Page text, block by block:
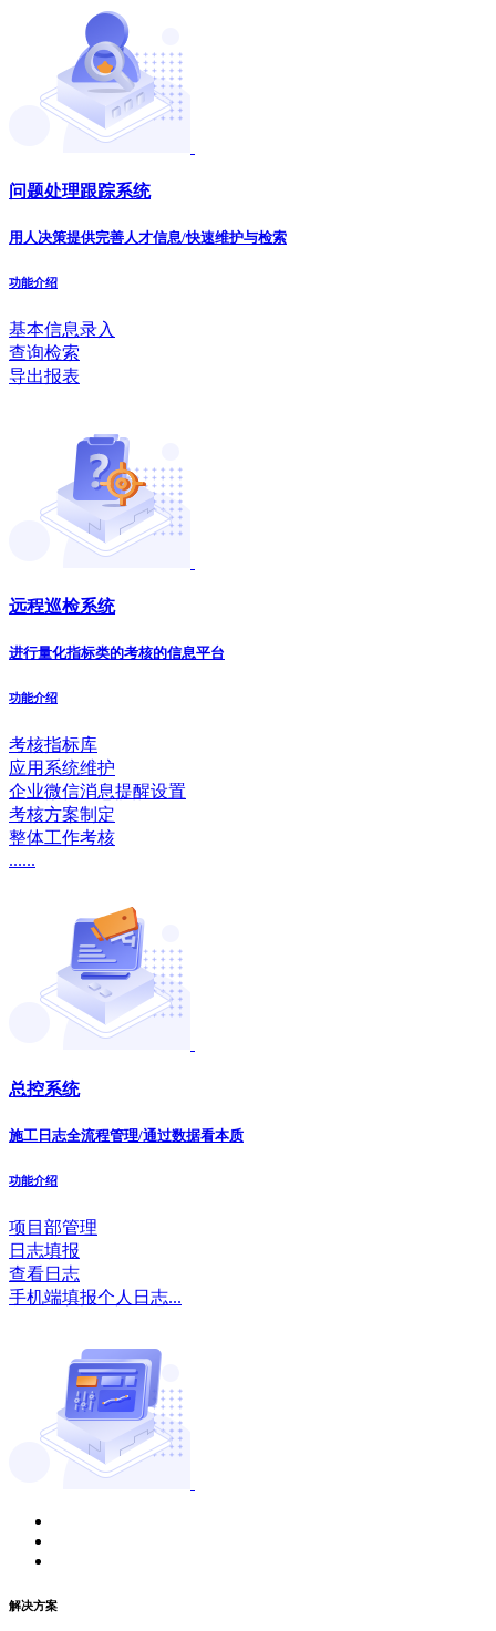
问题处理跟踪系统
用人决策提供完善人才信息/快速维护与检索
功能介绍
基本信息录入
查询检索
导出报表
远程巡检系统
进行量化指标类的考核的信息平台
功能介绍
考核指标库
应用系统维护
企业微信消息提醒设置
考核方案制定
整体工作考核
......
总控系统
施工日志全流程管理/通过数据看本质
功能介绍
项目部管理
日志填报
查看日志
手机端填报个人日志...
解决方案